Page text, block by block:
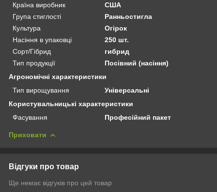
Країна виробник
США
Група стиглості
Ранньостигла
Культура
Огірок
Насіння в упаковці
250 шт.
Сорт/Гібрид
гибрид
Тип продукції
Посівний (насіння)
Агрономічні характеристики
Тип вирощування
Універсальні
Користувальницькі характеристики
Фасування
Професійний пакет
Приховати
Відгуки про товар
Ще немає відгуків про цей товар